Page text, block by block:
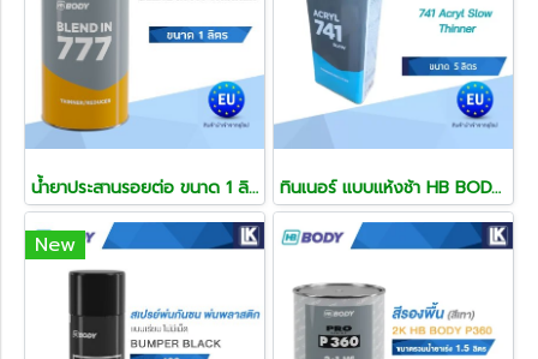
น้ำยาประสานรอยต่อ ขนาด 1 ลิตร BLEND-IN THINNER ทินเนอร์ แบบแห้งช้า HB BODY 741 Acryl Slow Thinner ขนาด 5 ลิตร
New